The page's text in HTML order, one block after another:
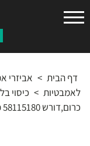
גרואה
דף הבית > אביזרי
לאמבטיות > כיסוי
כרום,דורש 58115180 פתח ניקוז צידי/58116180 פתח ניקוז מרכזי